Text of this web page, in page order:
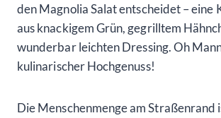
den Magnolia Salat entscheidet – eine
aus knackigem Grün, gegrilltem
wunderbar leichten Dressing. Oh
kulinarischer Hochgenuss!
Die Menschenmenge am Straßenrand